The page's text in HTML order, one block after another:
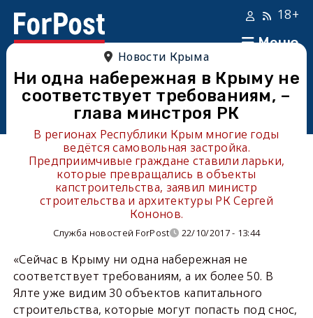
Меню
18+
Новости Крыма
Ни одна набережная в Крыму не
соответствует требованиям, –
глава минстроя РК
В регионах Республики Крым многие годы
ведётся самовольная застройка.
Предприимчивые граждане ставили ларьки,
которые превращались в объекты
капстроительства, заявил министр
строительства и архитектуры РК Сергей
Кононов.
Служба новостей ForPost 22/10/2017 - 13:44
«Сейчас в Крыму ни одна набережная не
соответствует требованиям, а их более 50. В
Ялте уже видим 30 объектов капитального
строительства, которые могут попасть под снос,